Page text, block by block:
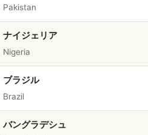
Pakistan
ナイジェリア
Nigeria
ブラジル
Brazil
バングラデシュ